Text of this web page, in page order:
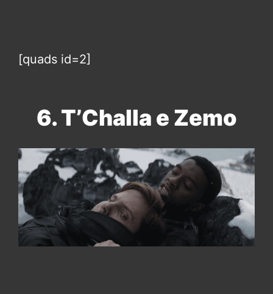
[quads id=2]
6. T’Challa e Zemo